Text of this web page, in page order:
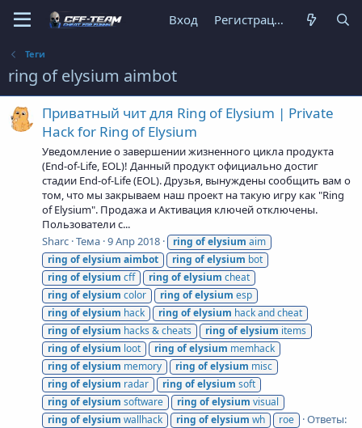
Вход Регистрация
Теги
ring of elysium aimbot
Приватный чит для Ring of Elysium | Private
Hack for Ring of Elysium
Уведомление о завершении жизненного цикла продукта
(End-of-Life, EOL)! Данный продукт официально достиг
стадии End-of-Life (EOL). Друзья, вынуждены сообщить вам о
том, что мы закрываем наш проект на такую игру как "Ring
of Elysium". Продажа и Активация ключей отключены.
Пользователи с...
Sharc Тема 9 Апр 2018 ring ofelysium aim
ring ofelysium aimbot ring ofelysium bot
ring ofelysium cff ring ofelysium cheat
ring ofelysium color ring ofelysium esp
ring ofelysium hack ring ofelysium hack and cheat
ring ofelysium hacks & cheats ring ofelysium items
ring ofelysium loot ring ofelysium memhack
ring ofelysium memory ring ofelysium misc
ring ofelysium radar ring ofelysium soft
ring ofelysium software ring ofelysium visual
ring ofelysium wallhack ring ofelysium wh roe
Ответы: